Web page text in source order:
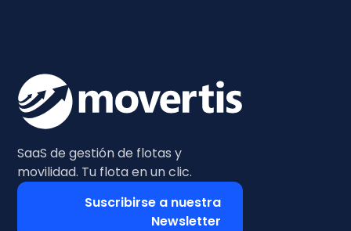
SaaS de gestión de flotas y
movilidad. Tu flota en un clic.
Suscribirse a nuestra
Newsletter